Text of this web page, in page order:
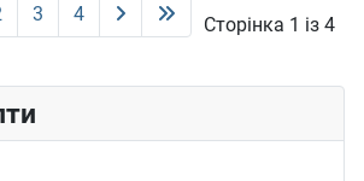
Сторінка 1 із 4
3 4